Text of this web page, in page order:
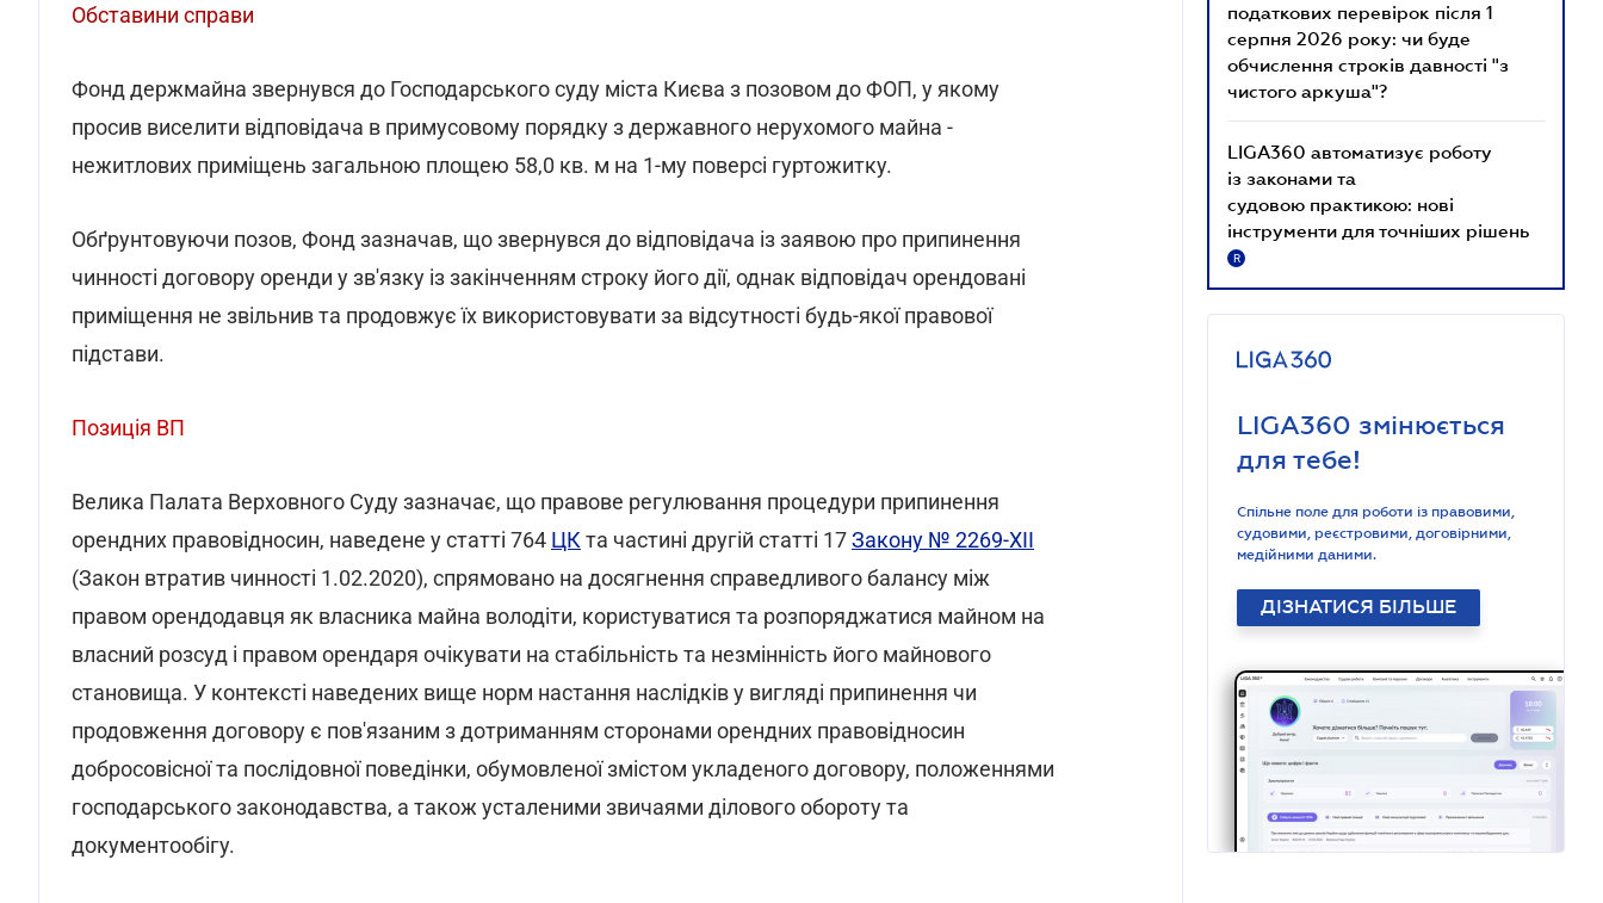
Обставини справи
Фонд держмайна звернувся до Господарського суду міста Києва з позовом до ФОП, у якому
просив виселити відповідача в примусовому порядку з державного нерухомого майна -
нежитлових приміщень загальною площею 58,0 кв. м на 1-му поверсі гуртожитку.
Обґрунтовуючи позов, Фонд зазначав, що звернувся до відповідача із заявою про припинення
чинності договору оренди у зв'язку із закінченням строку його дії, однак відповідач орендовані
приміщення не звільнив та продовжує їх використовувати за відсутності будь-якої правової
підстави.
Позиція ВП
Велика Палата Верховного Суду зазначає, що правове регулювання процедури припинення
орендних правовідносин, наведене у статті 764 ЦК та частині другій статті 17Закону № 2269-XII
(Закон втратив чинності 1.02.2020), спрямовано на досягнення справедливого балансу між
правом орендодавця як власника майна володіти, користуватися та розпоряджатися майном на
власний розсуд і правом орендаря очікувати на стабільність та незмінність його майнового
становища. У контексті наведених вище норм настання наслідків у вигляді припинення чи
продовження договору є пов'язаним з дотриманням сторонами орендних правовідносин
добросовісної та послідовної поведінки, обумовленої змістом укладеного договору, положеннями
господарського законодавства, а також усталеними звичаями ділового обороту та
документообігу.
податкових перевірок після 1
серпня 2026 року: чи буде
обчислення строків давності "з
чистого аркуша"?
LIGA360 автоматизує роботу
із законами та
судовою практикою: нові
інструменти для точніших рішень
R
LIGA360 змінюється
для тебе!
Спільне поле для роботи із правовими,
судовими, реєстровими, договірними,
медійними даними.
ДІЗНАТИСЯ БІЛЬШЕ